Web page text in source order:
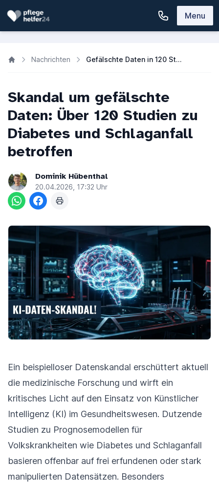
Menu
Nachrichten Gefälschte Daten in 120 Studien: Risiko durch fehlerhafte KI-Diagnosen
Skandal um gefälschte
Daten: Über 120 Studien zu
Diabetes und Schlaganfall
betroffen
Dominik Hübenthal
20.04.2026, 17:32 Uhr
Ein beispielloser Datenskandal erschüttert aktuell
die medizinische Forschung und wirft ein
kritisches Licht auf den Einsatz von Künstlicher
Intelligenz (KI) im Gesundheitswesen. Dutzende
Studien zu Prognosemodellen für
Volkskrankheiten wie Diabetes und Schlaganfall
basieren offenbar auf frei erfundenen oder stark
manipulierten Datensätzen. Besonders